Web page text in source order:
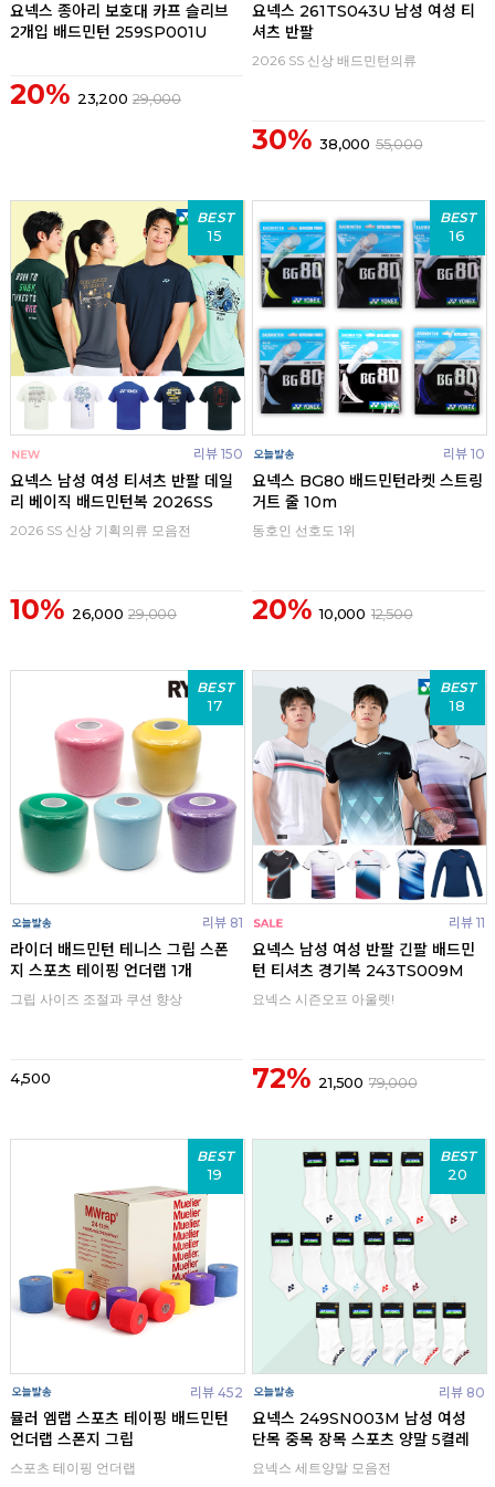
요넥스 종아리 보호대 카프 슬리브
2개입 배드민턴 259SP001U
20% 23,200 29,000
요넥스 261TS043U 남성 여성 티
셔츠 반팔
2026 SS 신상 배드민턴의류
30% 38,000 55,000
BEST
15
리뷰 150
요넥스 남성 여성 티셔츠 반팔 데일
리 베이직 배드민턴복 2026SS
2026 SS 신상 기획의류 모음전
10% 26,000 29,000
BEST
16
리뷰 10
요넥스 BG80 배드민턴라켓 스트링
거트 줄 10m
동호인 선호도 1위
20% 10,000 12,500
BEST
17
리뷰 81
라이더 배드민턴 테니스 그립 스폰
지 스포츠 테이핑 언더랩 1개
그립 사이즈 조절과 쿠션 향상
4,500
BEST
18
리뷰 11
요넥스 남성 여성 반팔 긴팔 배드민
턴 티셔츠 경기복 243TS009M
요넥스 시즌오프 아울렛!
72% 21,500 79,000
BEST
19
리뷰 452
뮬러 엠랩 스포츠 테이핑 배드민턴
언더랩 스폰지 그립
스포츠 테이핑 언더랩
BEST
20
리뷰 80
요넥스 249SN003M 남성 여성
단목 중목 장목 스포츠 양말 5켤레
요넥스 세트양말 모음전